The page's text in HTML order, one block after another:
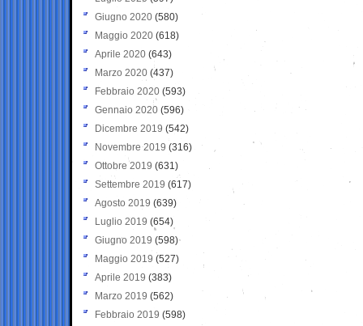
Giugno 2020 (580)
Maggio 2020 (618)
Aprile 2020 (643)
Marzo 2020 (437)
Febbraio 2020 (593)
Gennaio 2020 (596)
Dicembre 2019 (542)
Novembre 2019 (316)
Ottobre 2019 (631)
Settembre 2019 (617)
Agosto 2019 (639)
Luglio 2019 (654)
Giugno 2019 (598)
Maggio 2019 (527)
Aprile 2019 (383)
Marzo 2019 (562)
Febbraio 2019 (598)